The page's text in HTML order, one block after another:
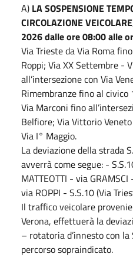
A) LA SOSPENSIONE
CIRCOLAZIONE VEICOLARE
2026 dalle ore 08:00 alle
Via Trieste da Via Roma
Roppi; Via XX Settembre -
all’intersezione con Via
Rimembranze fino al civico
Via Marconi fino
Belfiore; Via Vittorio
Via I° Maggio.
La deviazione della strada
avverrà come segue: -
MATTEOTTI - via
via ROPPI - S.S.10 (Via
Il traffico veicolare
Verona, effettuerà la
– rotatoria d’innesto con la
percorso sopraindicato.